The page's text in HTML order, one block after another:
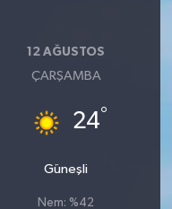
12 AĞUSTOS
ÇARŞAMBA
24°
Güneşli
Nem: %42